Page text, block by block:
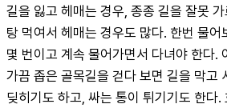
길을 잃고 헤매는 경우, 종종 길을 잘못
탕 먹여서 헤매는 경우도 많다. 한번 물어
몇 번이고 계속 물어가면서 다녀야 한다.
가끔 좁은 골목길을 걷다 보면 길을 막고
딪히기도 하고, 싸는 통이 튀기기도 한다